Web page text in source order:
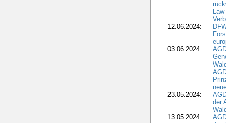
12.06.2024:
03.06.2024:
23.05.2024:
der
13.05.2024: